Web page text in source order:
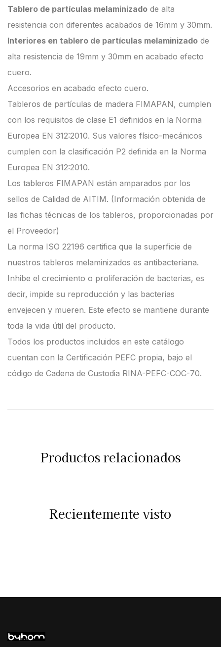
Tablero de partículas melaminizado de alta
resistencia con diferentes acabados de 16mm y 30mm.
Interiores en tablero de partículas melaminizado de
alta resistencia de 19mm y 30mm en acabado efecto
cuero.
Accesorios en acabado efecto cuero.
Tableros de partículas de madera FIMAPAN, cumplen
con los requisitos de clase E1 definidos en la Norma
Europea EN 312:2010. Sus valores físico-mecánicos
cumplen con la clasificación P2 definida en la Norma
Europea EN 312:2010.
Los tableros FIMAPAN están amparados por los
sellos de Calidad de AITIM. (Información obtenida de
las fichas técnicas de los tableros, proporcionadas por
el Proveedor)
La norma ISO 22196 certifica que la superficie de
nuestros tableros melaminizados es antibacteriana.
Inhibe el crecimiento o proliferación de bacterias, es
decir, impide su reproducción y las bacterias
envejecen y mueren. Este efecto se mantiene durante
toda la vida útil del producto.
Todos los productos incluidos en este catálogo
cuentan con la Certificación PEFC propia, bajo el
código de Cadena de Custodia RINA-PEFC-COC-70.
Productos relacionados
Recientemente visto